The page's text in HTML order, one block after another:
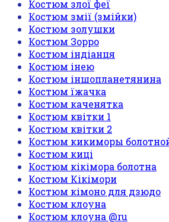
Костюм злої феї
Костюм змії (змійки)
Костюм золушки
Костюм Зорро
Костюм індіанця
Костюм інею
Костюм іншопланетянина
Костюм їжачка
Костюм каченятка
Костюм квітки 1
Костюм квітки 2
Костюм кикиморы
Костюм киці
Костюм кікімора болотна
Костюм Кікімори
Костюм кімоно для дзюдо
Костюм клоуна
Костюм клоуна @ru